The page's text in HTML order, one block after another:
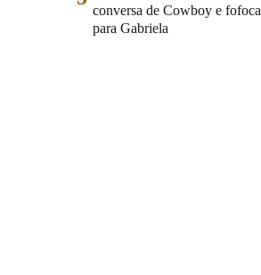
conversa de Cowboy e fofoca
para Gabriela